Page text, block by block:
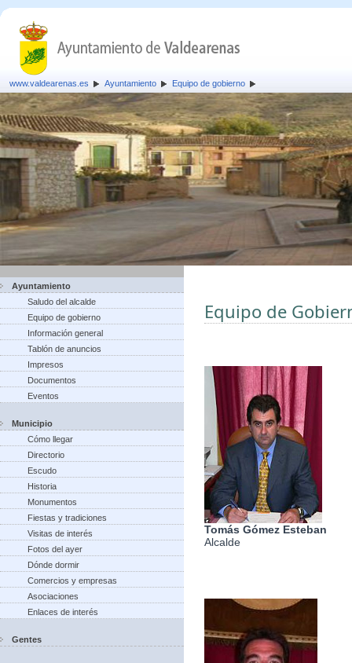
www.valdearenas.es Ayuntamiento Equipo de gobierno
Ayuntamiento
Saludo del alcalde
Equipo de gobierno
Información general
Tablón de anuncios
Impresos
Documentos
Eventos
Municipio
Cómo llegar
Directorio
Escudo
Historia
Monumentos
Fiestas y tradiciones
Visitas de interés
Fotos del ayer
Dónde dormir
Comercios y empresas
Asociaciones
Enlaces de interés
Gentes
Equipo de
Tomás Gómez Esteban
Alcalde